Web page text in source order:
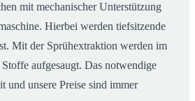
mit mechanischer Unterstützung
Hierbei werden tiefsitzende
Mit der Sprühextraktion werden im
aufgesaugt. Das notwendige
und unsere Preise sind immer